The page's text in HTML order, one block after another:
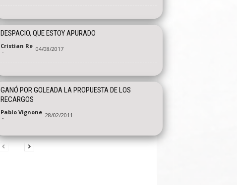
DESPACIO, QUE ESTOY APURADO
Cristian Re
- 04/08/2017
GANÓ POR GOLEADA LA PROPUESTA DE LOS
RECARGOS
Pablo Vignone
- 28/02/2011